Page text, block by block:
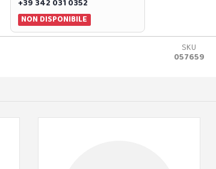
+39 342 031 0352
NON DISPONIBILE
SKU
057659